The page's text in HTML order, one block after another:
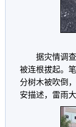
据灾情调
被连根拔起。
分树木被吹倒
安描述，雷雨